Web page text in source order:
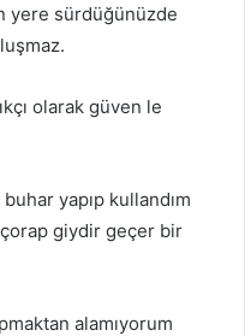
yere sürdüğünüzde
olarak güven le
yapıp kullandım
giydir geçer bir
alamıyorum